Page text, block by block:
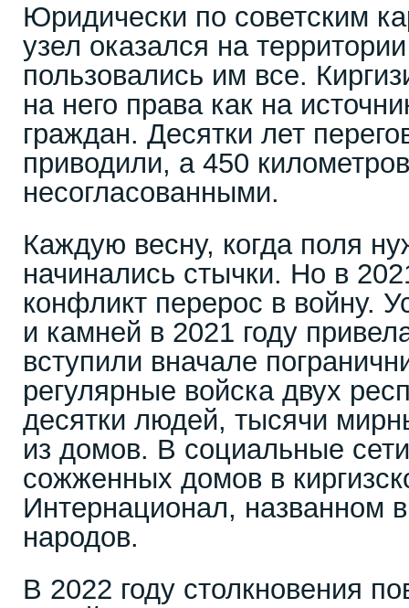
Юридически по советским
узел оказался на
пользовались им все.
на него права как на
граждан. Десятки лет
приводили, а 450
несогласованными.
Каждую весну, когда поля
начинались стычки. Но в
конфликт перерос в войну.
и камней в 2021 году
вступили вначале
регулярные войска двух
десятки людей, тысячи
из домов. В социальные
сожженных домов в
Интернационал, названном
народов.
В 2022 году столкновения